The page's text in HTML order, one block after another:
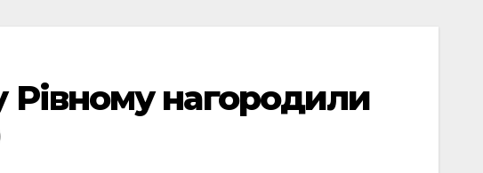
Рівному нагородили